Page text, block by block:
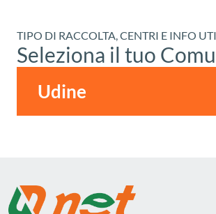
TIPO DI RACCOLTA, CENTRI E INFO
Seleziona il tuo